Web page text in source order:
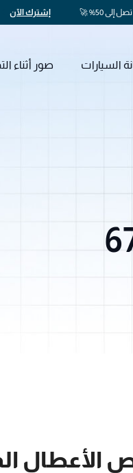
50% 🚀 إشترك الآن
السيارات صور أثناء
– رقم 676
الأعطال